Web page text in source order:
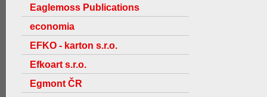
Eaglemoss Publications
economia
EFKO - karton s.r.o.
Efkoart s.r.o.
Egmont ČR